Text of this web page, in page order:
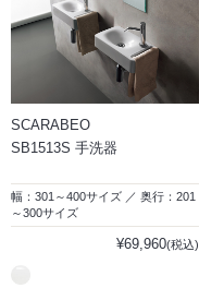
SCARABEO
SB1513S 手洗器
幅：301～400サイズ ／ 奥行：201
～300サイズ
¥69,960(税込)